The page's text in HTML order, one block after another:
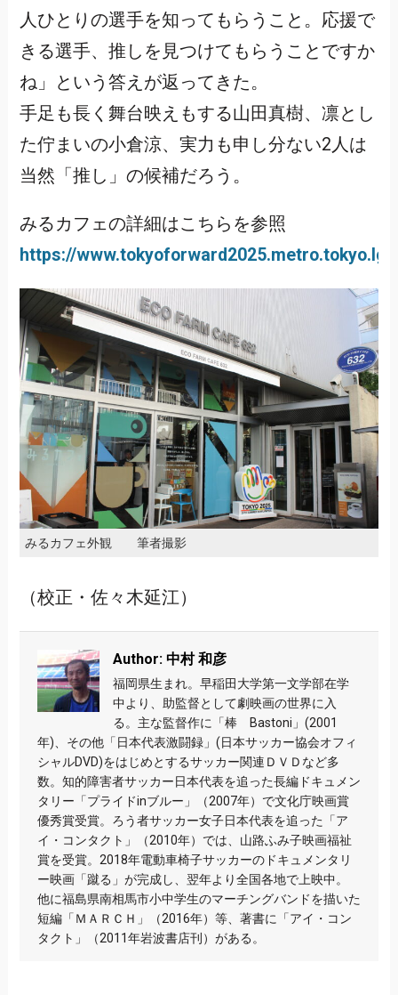
人ひとりの選手を知ってもらうこと。応援で
きる選手、推しを見つけてもらうことですか
ね」という答えが返ってきた。
手足も長く舞台映えもする山田真樹、凛とし
た佇まいの小倉涼、実力も申し分ない2人は
当然「推し」の候補だろう。
みるカフェの詳細はこちらを参照
https://
みるカフェ外観 筆者撮影
（校正・佐々木延江）
Author: 中村 和彦
福岡県生まれ。早稲田大学第一文学部在学
中より、助監督として劇映画の世界に入
る。主な監督作に「棒 Bastoni」(2001
年)、その他「日本代表激闘録」(日本サッカー協会オフィ
シャルDVD)をはじめとするサッカー関連ＤＶＤなど多
数。知的障害者サッカー日本代表を追った長編ドキュメン
タリー「プライドinブルー」（2007年）で文化庁映画賞
優秀賞受賞。ろう者サッカー女子日本代表を追った「ア
イ・コンタクト」（2010年）では、山路ふみ子映画福祉
賞を受賞。2018年電動車椅子サッカーのドキュメンタリ
ー映画「蹴る」が完成し、翌年より全国各地で上映中。
他に福島県南相馬市小中学生のマーチングバンドを描いた
短編「ＭＡＲＣＨ」（2016年）等、著書に「アイ・コン
タクト」（2011年岩波書店刊）がある。